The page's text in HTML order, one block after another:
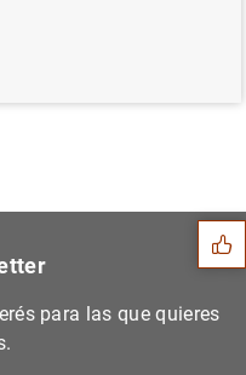
Sugerencias
para las que quieres